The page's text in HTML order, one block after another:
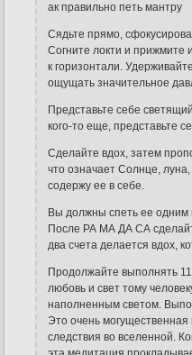
ак правильно петь мантру
Сядьте прямо,
Согните локти и прижмите
к горизонтали.
ощущать значительное
Представьте себе
кого-то еще, представьте
Сделайте вдох, затем
что означает Солнце,
содержу ее в себе.
Вы должны спеть ее одним
После РА МА ДА СА
два счета делается вдох,
Продолжайте выполнять
любовь и свет тому
наполненным светом.
Это очень
следствия во вселенной.